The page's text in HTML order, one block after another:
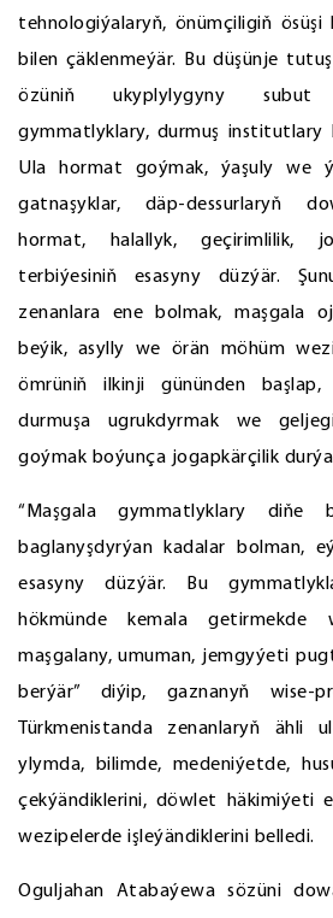
tehnologiýalaryň, önümçiligiň ösüşi
bilen çäklenmeýär. Bu düşünje
özüniň ukyplylygyny subut
gymmatlyklary, durmuş institutlary
Ula hormat goýmak, ýaşuly we
gatnaşyklar, däp-dessurlaryň
hormat, halallyk, geçirimlilik,
terbiýesiniň esasyny düzýär.
zenanlara ene bolmak, maşgala
beýik, asylly we örän möhüm
ömrüniň ilkinji gününden
durmuşa ugrukdyrmak we
goýmak boýunça jogapkärçilik
“Maşgala gymmatlyklary diňe
baglanyşdyrýan kadalar bolman,
esasyny düzýär. Bu
hökmünde kemala getirmekde
maşgalany, umuman, jemgyýeti
berýär” diýip, gaznanyň wise-
Türkmenistanda zenanlaryň ähli
ylymda, bilimde, medeniýetde,
çekýändiklerini, döwlet häkimiýeti
wezipelerde işleýändiklerini belledi.
Oguljahan Atabaýewa sözüni